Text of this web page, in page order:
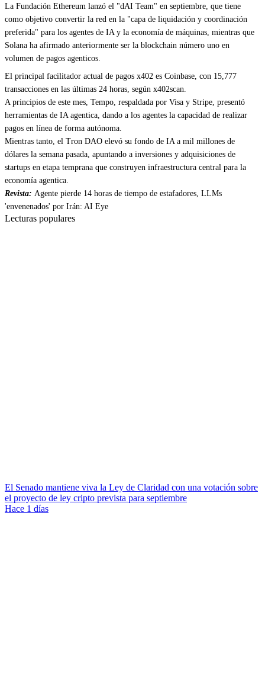
La Fundación Ethereum lanzó el "dAI Team" en septiembre, que tiene
como objetivo convertir la red en la "capa de liquidación y coordinación
preferida" para los agentes de IA y la economía de máquinas, mientras que
Solana ha afirmado anteriormente ser la blockchain número uno en
volumen de pagos agenticos.
El principal facilitador actual de pagos x402 es Coinbase, con 15,777
transacciones en las últimas 24 horas, según x402scan.
A principios de este mes, Tempo, respaldada por Visa y Stripe, presentó
herramientas de IA agentica, dando a los agentes la capacidad de realizar
pagos en línea de forma autónoma.
Mientras tanto, el Tron DAO elevó su fondo de IA a mil millones de
dólares la semana pasada, apuntando a inversiones y adquisiciones de
startups en etapa temprana que construyen infraestructura central para la
economía agentica.
Revista: Agente pierde 14 horas de tiempo de estafadores, LLMs
'envenenados' por Irán: AI Eye
Lecturas populares
El Senado mantiene viva la Ley de Claridad con una votación sobre
el proyecto de ley cripto prevista para septiembre
Hace 1 días